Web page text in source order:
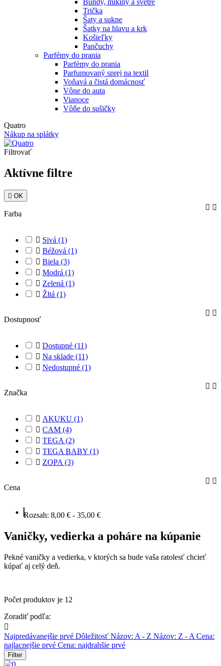
Bundy, mikiny a svetre
Trička
Šaty a sukne
Šatky na hlavu a krk
Košieľky
Pančuchy
Parfémy do prania
Parfémy do prania
Parfumovaný sprej na textil
Voňavá a čistá domácnosť
Vône do auta
Vianoce
Vôňe do sušičky
Quatro
Nákup na splátky
Filtrovať
Aktívne filtre
 OK
Farba
 
 Sivá (1)
 Béžová (1)
 Biela (3)
 Modrá (1)
 Zelená (1)
 Žltá (1)
Dostupnosť
 
 Dostupné (11)
 Na sklade (11)
 Nedostupné (1)
Značka
 
 AKUKU (1)
 CAM (4)
 TEGA (2)
 TEGA BABY (1)
 ZOPA (3)
Cena
 
Rozsah: 8,00 € - 35,00 €
Vaničky, vedierka a poháre na kúpanie
Pekné vaničky a vedierka, v ktorých sa bude vaša ratolesť chcieť
kúpať aj celý deň.
Počet produktov je 12
Zoradiť podľa:

Najpredávanejšie prvé Dôležitosť Názov: A - Z Názov: Z - A Cena:
najlacnejšie prvé Cena: najdrahšie prvé
Filter